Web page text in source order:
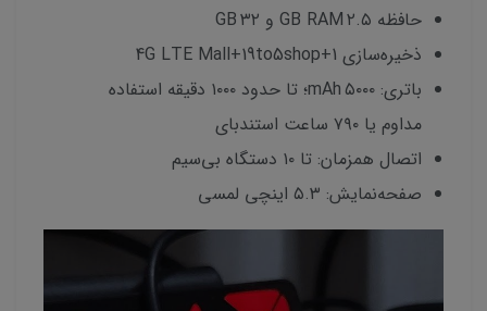
حافظه ۲.۵ GB RAM و ۳۲ GB
ذخیره‌سازی 4G LTE Mall+19to5shop+1
باتری: ۵۰۰۰ mAh؛ تا حدود ۱۰۰۰ دقیقه استفاده
مداوم یا ۷۹۰ ساعت استندبای
اتصال همزمان: تا ۱۰ دستگاه بی‌سیم
صفحه‌نمایش: ۵.۳ اینچی لمسی